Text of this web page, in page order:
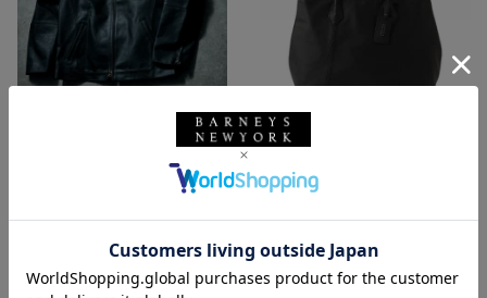
BARNEYS NEW YORK by ANC
BARNEYS NEW YORK
¥47,300